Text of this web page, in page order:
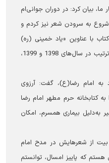
بیان کرد: در دوران جوانی‌ام
شروع به سرودن شعر نیز کردم و
با عناوین «یاد خمینی (ره)
کبیر» و «عشق‌ الحسین(ع)» را، به ترتیب در سال‌های 1398 و 1399،
امام رضا(ع)، گفت: آرزوی
به کتابخانه حرم مطهر امام رضا
به‌دلیل بیماری همسرم، امکان
بیت از شعرهایش در مدح امام
که پاییز امسال، توانستم